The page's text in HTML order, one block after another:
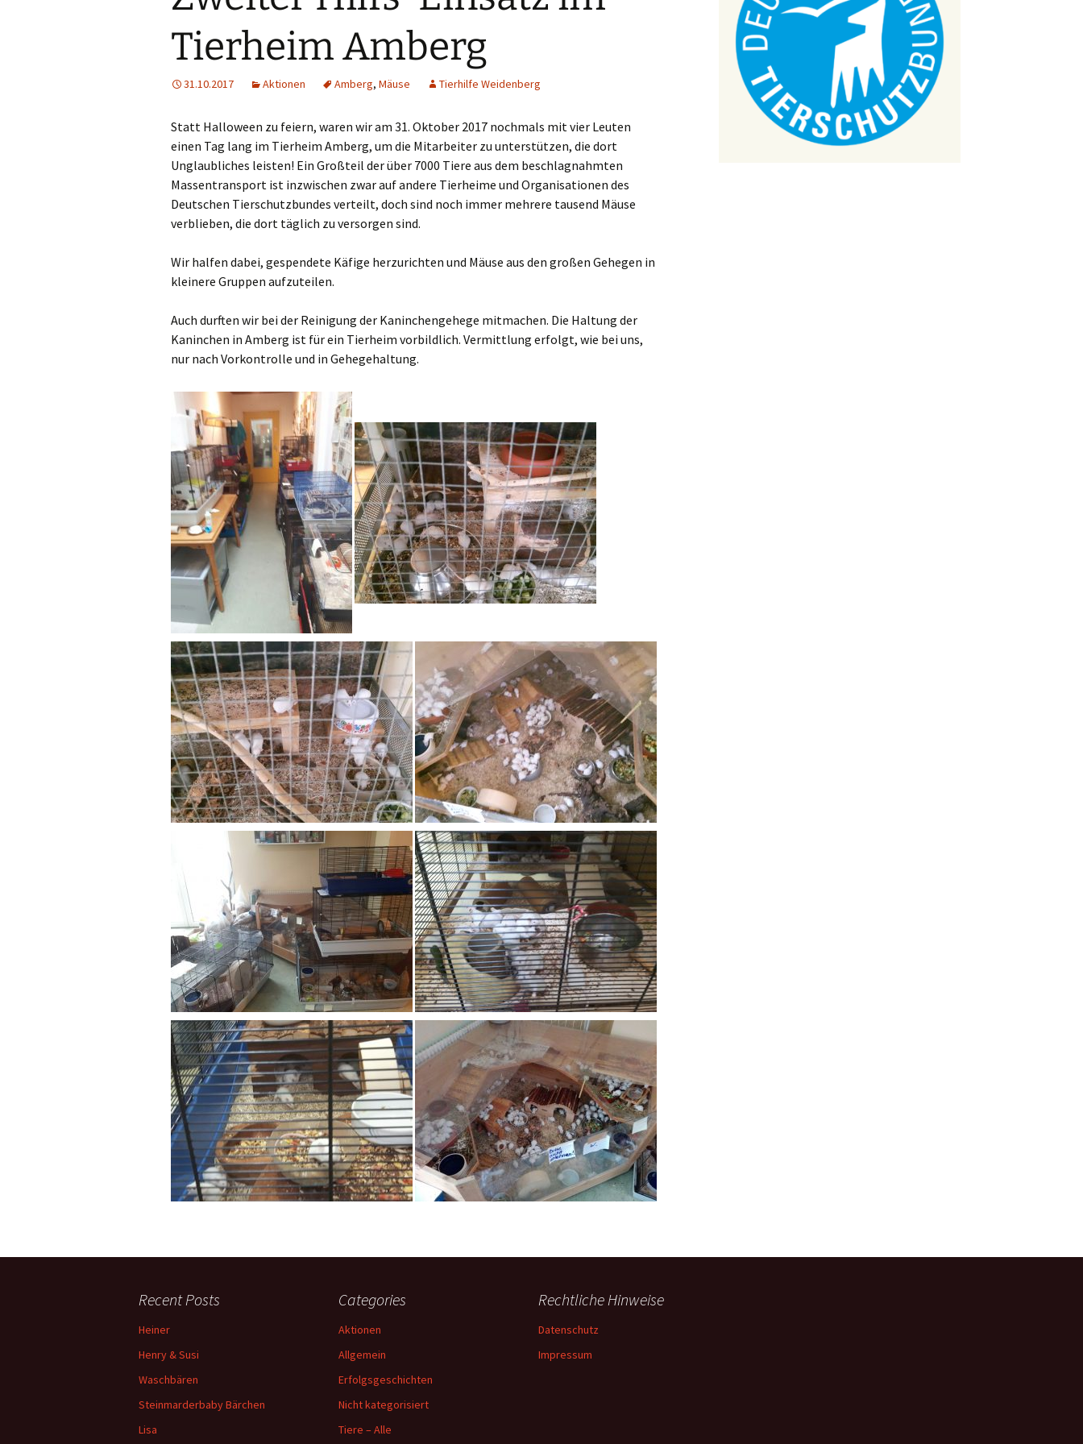
Tierheim Amberg
31.10.2017 Aktionen Amberg, Mäuse Tierhilfe Weidenberg
Statt Halloween zu feiern, waren wir am 31. Oktober 2017 nochmals mit vier Leuten
einen Tag lang im Tierheim Amberg, um die Mitarbeiter zu unterstützen, die dort
Unglaubliches leisten! Ein Großteil der über 7000 Tiere aus dem beschlagnahmten
Massentransport ist inzwischen zwar auf andere Tierheime und Organisationen des
Deutschen Tierschutzbundes verteilt, doch sind noch immer mehrere tausend Mäuse
verblieben, die dort täglich zu versorgen sind.
Wir halfen dabei, gespendete Käfige herzurichten und Mäuse aus den großen Gehegen in
kleinere Gruppen aufzuteilen.
Auch durften wir bei der Reinigung der Kaninchengehege mitmachen. Die Haltung der
Kaninchen in Amberg ist für ein Tierheim vorbildlich. Vermittlung erfolgt, wie bei uns,
nur nach Vorkontrolle und in Gehegehaltung.
Recent Posts
Heiner
Henry & Susi
Waschbären
Steinmarderbaby Bärchen
Lisa
Categories
Aktionen
Allgemein
Erfolgsgeschichten
Nicht kategorisiert
Tiere – Alle
Rechtliche Hinweise
Datenschutz
Impressum